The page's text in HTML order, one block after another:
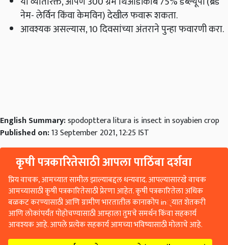
नेम- लेर्विन किंवा केमविन) देखील फवारू शकता.
आवश्यक असल्यास, 10 दिवसांच्या अंतराने पुन्हा फवारणी करा.
English Summary:spodopttera litura is insect in soyabien crop
Published on:13 September 2021, 12:25 IST
कृषी पत्रकारितेसाठी आपला पाठिंबा दर्शवा
प्रिय वाचक, आमच्यात सामील झाल्याबद्दल धन्यवाद. आपल्यासारखे वाचक
आमच्यासाठी कृषी पत्रकारितेसाठी प्रेरणा आहेत. कृषी पत्रकारितेला अधिक
बळकट करण्यासाठी आणि ग्रामीण भारतातील कानाकोप in्यात शेतकरी
आणि लोकांपर्यंत पोहोचण्यासाठी आम्हाला तुमचे समर्थन किंवा सहकार्य
आवश्यक आहे. आपले प्रत्येक सहकार्य आमच्या भविष्यासाठी मोलाचे आहे.